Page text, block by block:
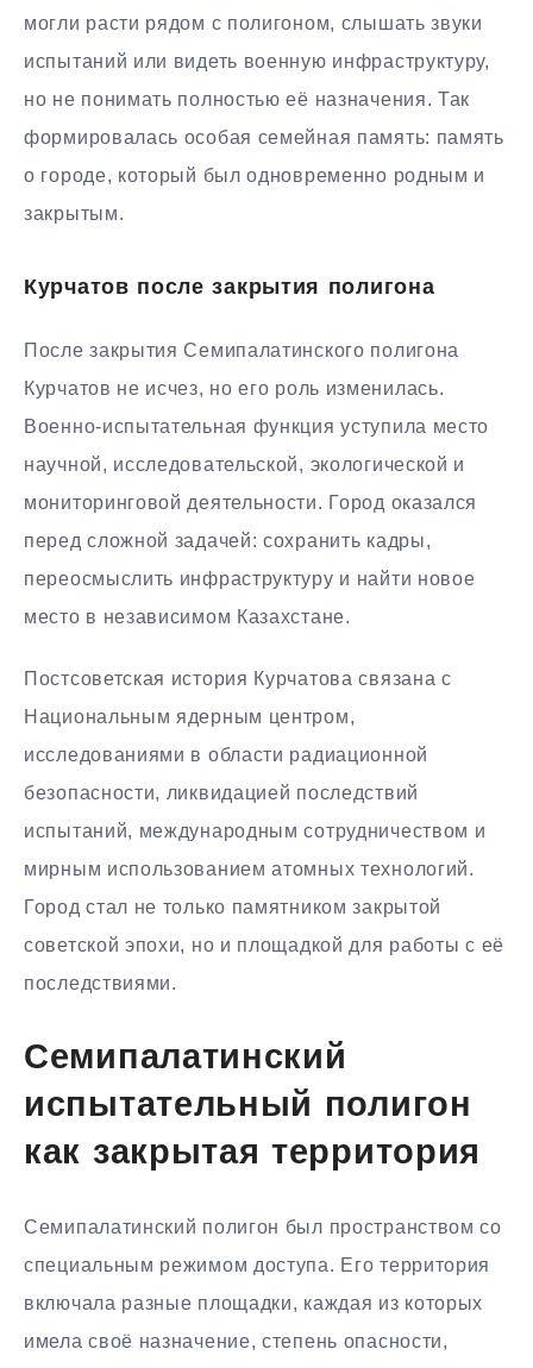
могли расти рядом с полигоном, слышать звуки
испытаний или видеть военную инфраструктуру,
но не понимать полностью её назначения. Так
формировалась особая семейная память: память
о городе, который был одновременно родным и
закрытым.
Курчатов после закрытия полигона
После закрытия Семипалатинского полигона
Курчатов не исчез, но его роль изменилась.
Военно-испытательная функция уступила место
научной, исследовательской, экологической и
мониторинговой деятельности. Город оказался
перед сложной задачей: сохранить кадры,
переосмыслить инфраструктуру и найти новое
место в независимом Казахстане.
Постсоветская история Курчатова связана с
Национальным ядерным центром,
исследованиями в области радиационной
безопасности, ликвидацией последствий
испытаний, международным сотрудничеством и
мирным использованием атомных технологий.
Город стал не только памятником закрытой
советской эпохи, но и площадкой для работы с её
последствиями.
Семипалатинский
испытательный полигон
как закрытая территория
Семипалатинский полигон был пространством со
специальным режимом доступа. Его территория
включала разные площадки, каждая из которых
имела своё назначение, степень опасности,